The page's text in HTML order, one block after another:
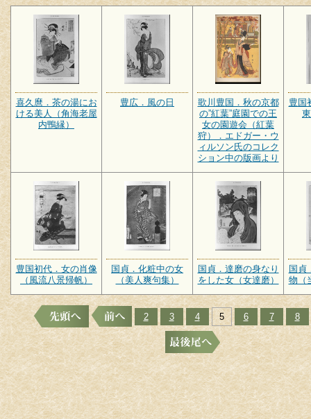
喜久麿．茶の湯にお
ける美人（角海老屋
内鴨縁）
豊広．風の日
歌川豊国．秋の京都
の”紅葉”庭園での王
女の園遊会（紅葉
狩）．エドガー・ウ
ィルソン氏のコレク
ション中の版画より
豊国
豊国初代．女の肖像
（風流八景帰帆）
国貞．化粧中の女
（美人爽句集）
国貞．達磨の身なり
をした女（女達磨）
国貞
物（
2 3 4 5 6 7 8